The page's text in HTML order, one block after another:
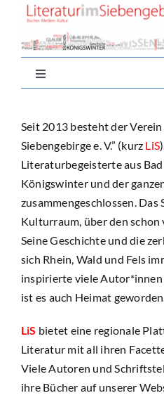
springen
Toggle
Navigation
Nachlese
Buchtipps
Newsletter
Seit 2013 besteht der
Siebengebirge e. V.” (kurz LiS
Literaturbegeisterte aus
Königswinter und der
zusammengeschlossen. Das
Kulturraum, über den schon
Seine Geschichte und die
sich Rhein, Wald und Fels
inspirierte viele
ist es auch Heimat geworden.
LiS bietet eine regionale
Literatur mit all ihren
Viele Autoren und
ihre Bücher auf unserer